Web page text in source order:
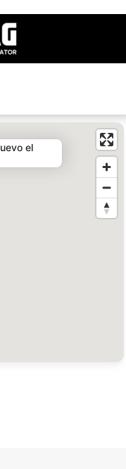
el